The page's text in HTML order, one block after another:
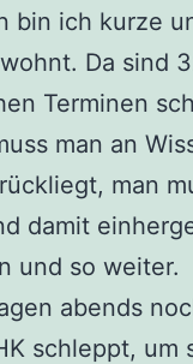
bin ich kurze
Da sind
Terminen
man an
man
damit
und so weiter.
abends
schleppt, um